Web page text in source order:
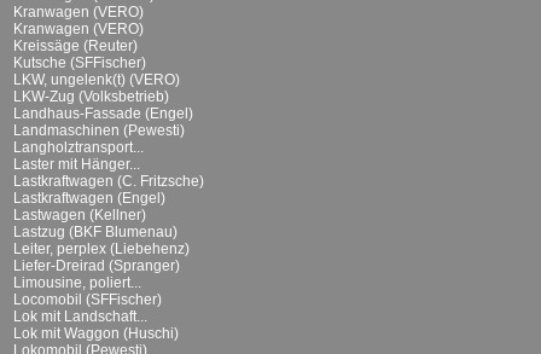
Kranwagen (VERO)
Kranwagen (VERO)
Kreissäge (Reuter)
Kutsche (SFFischer)
LKW, ungelenk(t) (VERO)
LKW-Zug (Volksbetrieb)
Landhaus-Fassade (Engel)
Landmaschinen (Pewesti)
Langholztransport...
Laster mit Hänger...
Lastkraftwagen (C. Fritzsche)
Lastkraftwagen (Engel)
Lastwagen (Kellner)
Lastzug (BKF Blumenau)
Leiter, perplex (Liebehenz)
Liefer-Dreirad (Spranger)
Limousine, poliert...
Locomobil (SFFischer)
Lok mit Landschaft...
Lok mit Waggon (Huschi)
Lokomobil (Pewesti)